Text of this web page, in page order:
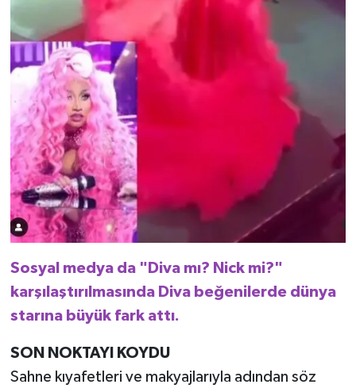
Sosyal medya da "Diva mı? Nick mi?"
karşılaştırılmasında Diva beğenilerde dünya
starına büyük fark attı.
SON NOKTAYI KOYDU
Sahne kıyafetleri ve makyajlarıyla adından söz